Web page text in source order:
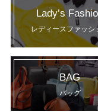
Lady’s
レディースファッシ
BAG
バッグ